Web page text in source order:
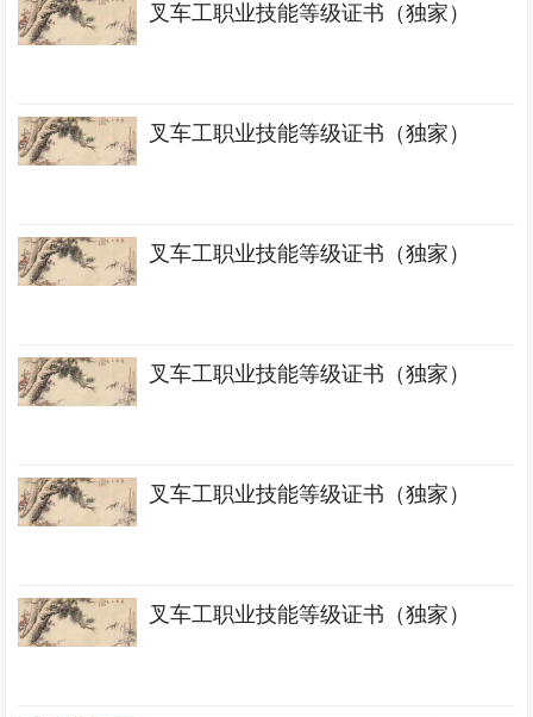
叉车工职业技能等级证书（独家）
叉车工职业技能等级证书（独家）
叉车工职业技能等级证书（独家）
叉车工职业技能等级证书（独家）
叉车工职业技能等级证书（独家）
叉车工职业技能等级证书（独家）